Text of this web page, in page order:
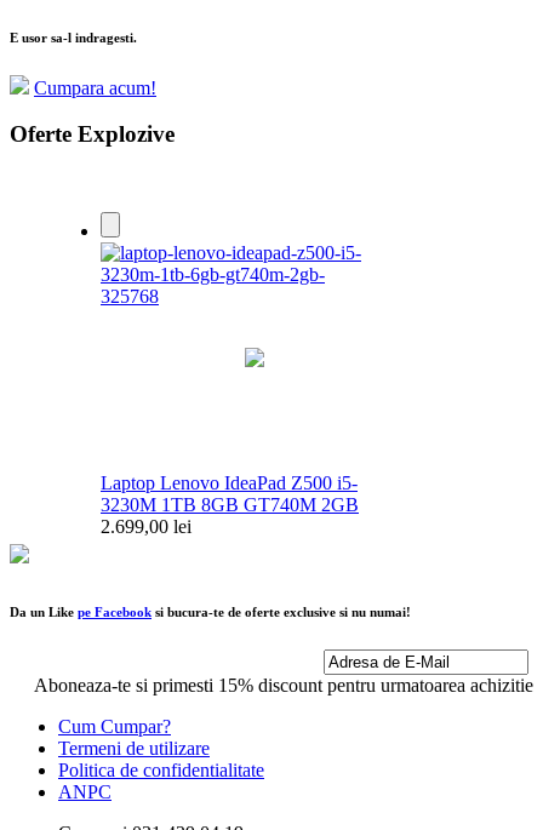
E usor sa-l indragesti.
Cumpara acum!
Oferte Explozive
Laptop Lenovo IdeaPad Z500 i5-
3230M 1TB 8GB GT740M 2GB
2.699,00 lei
Da un Like pe Facebook si bucura-te de oferte exclusive si nu numai!
Aboneaza-te si primesti 15% discount pentru urmatoarea achizitie
Cum Cumpar?
Termeni de utilizare
Politica de confidentialitate
ANPC